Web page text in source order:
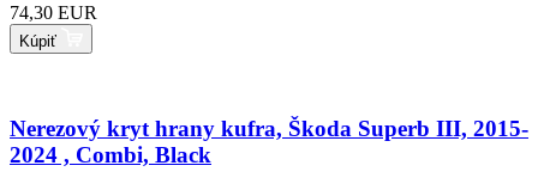
74,30 EUR
Kúpiť
Nerezový kryt hrany kufra, Škoda Superb III, 2015-
2024 , Combi, Black